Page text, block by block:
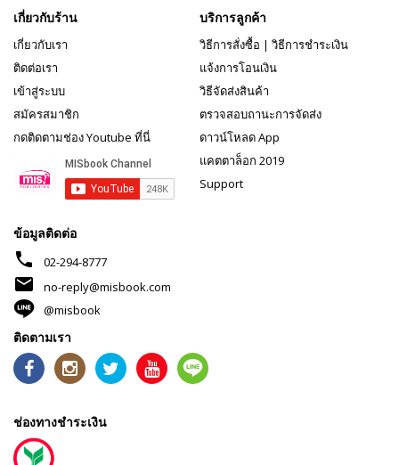
เกี่ยวกับร้าน
เกี่ยวกับเรา
ติดต่อเรา
เข้าสู่ระบบ
สมัครสมาชิก
กดติดตามช่อง Youtube ที่นี่
บริการลูกค้า
วิธีการสั่งซื้อ | วิธีการชำระเงิน
แจ้งการโอนเงิน
วิธีจัดส่งสินค้า
ตรวจสอบถานะการจัดส่ง
ดาวน์โหลด App
แคตตาล็อก 2019
Support
ข้อมูลติดต่อ
phone 02-294-8777
mail
no-reply@misbook.com
@misbook
ติดตามเรา
ช่องทางชำระเงิน